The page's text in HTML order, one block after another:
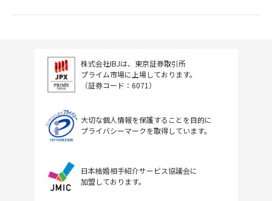
株式会社IBJは、東京証券取引所
プライム市場に上場しております。
（証券コード：6071）
大切な個人情報を保護することを目的に
プライバシーマークを取得しています。
日本結婚相手紹介サービス協議会に
加盟しております。